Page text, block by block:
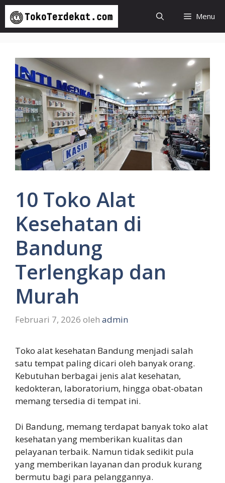
Langsung
isi
Menu
10 Toko Alat
Kesehatan di
Bandung
Terlengkap dan
Murah
Februari 7, 2026 oleh admin
Toko alat kesehatan Bandung menjadi salah
satu tempat paling dicari oleh banyak orang.
Kebutuhan berbagai jenis alat kesehatan,
kedokteran, laboratorium, hingga obat-obatan
memang tersedia di tempat ini.
Di Bandung, memang terdapat banyak toko alat
kesehatan yang memberikan kualitas dan
pelayanan terbaik. Namun tidak sedikit pula
yang memberikan layanan dan produk kurang
bermutu bagi para pelanggannya.